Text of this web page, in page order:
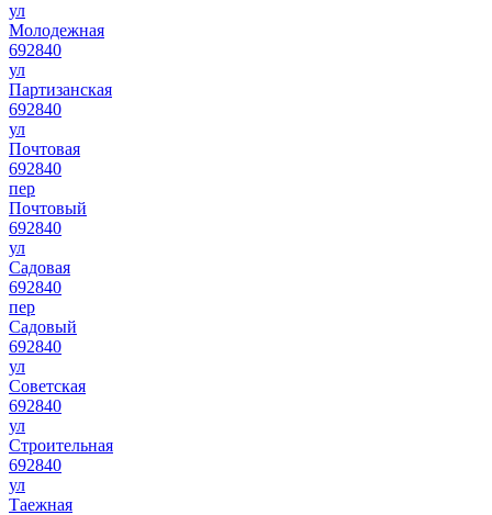
ул
Молодежная
692840
ул
Партизанская
692840
ул
Почтовая
692840
пер
Почтовый
692840
ул
Садовая
692840
пер
Садовый
692840
ул
Советская
692840
ул
Строительная
692840
ул
Таежная